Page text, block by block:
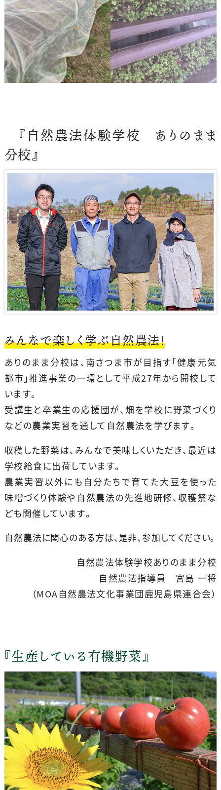
『自然農法体験学校 ありのまま
分校』
みんなで楽しく学ぶ自然農法！
ありのまま分校は、南さつま市が目指す「健康元気
都市」推進事業の一環として平成27年から開校して
います。
受講生と卒業生の応援団が、畑を学校に野菜づくり
などの農業実習を通して自然農法を学びます。
収穫した野菜は、みんなで美味しくいただき、最近は
学校給食に出荷しています。
農業実習以外にも自分たちで育てた大豆を使った
味噌づくり体験や自然農法の先進地研修、収穫祭な
ども開催しています。
自然農法に関心のある方は、是非、参加してください。
自然農法体験学校ありのまま分校
自然農法指導員 宮島 一将
（MOA自然農法文化事業団鹿児島県連合会）
『生産している有機野菜』